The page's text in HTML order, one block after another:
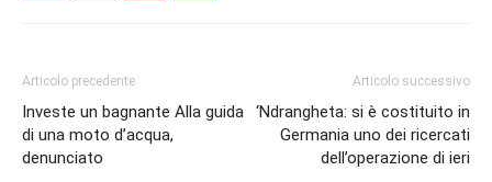
Articolo precedente
Investe un bagnante Alla guida
di una moto d’acqua,
denunciato
Articolo successivo
‘Ndrangheta: si è costituito in
Germania uno dei ricercati
dell’operazione di ieri